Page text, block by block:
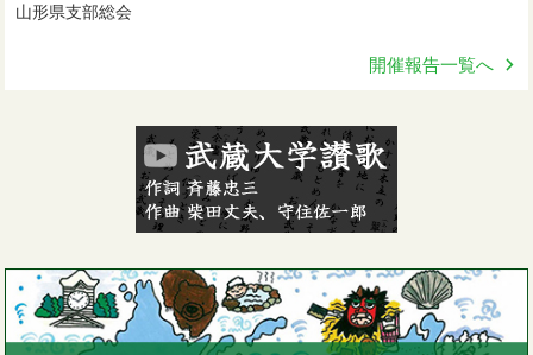
山形県支部総会
開催報告一覧へ